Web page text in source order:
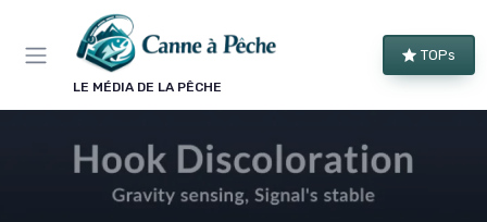
LE MÉDIA DE LA PÊCHE
TOPs
Panneau de gestion des cookies